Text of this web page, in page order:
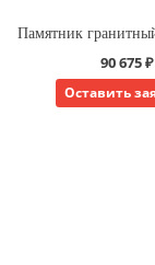
90 675 ₽
Оставить